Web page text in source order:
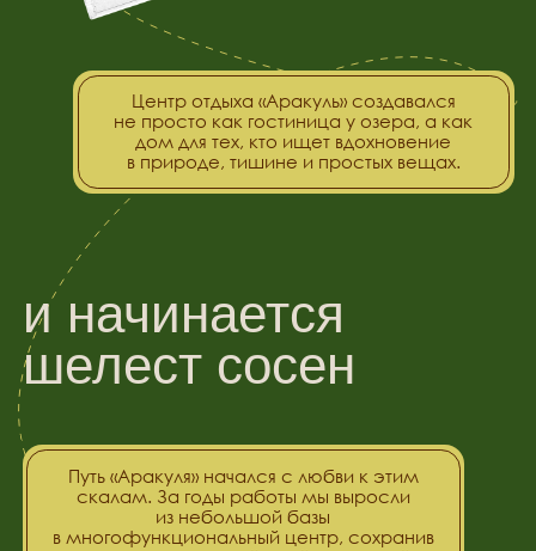
Путь «Аракуля» начался с любви к этим
скалам. За годы работы мы выросли
из небольшой базы
в многофункциональный центр, сохранив
при этом тот самый драйв походной
романтики.
Сегодня „Аракуль“
— это: